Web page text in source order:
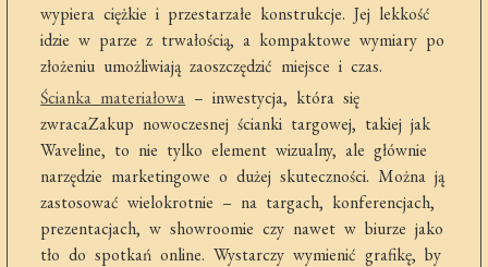
wypiera ciężkie i przestarzałe konstrukcje. Jej lekkość
idzie w parze z trwałością, a kompaktowe wymiary po
złożeniu umożliwiają zaoszczędzić miejsce i czas.
Ścianka materiałowa – inwestycja, która się
zwracaZakup nowoczesnej ścianki targowej, takiej jak
Waveline, to nie tylko element wizualny, ale głównie
narzędzie marketingowe o dużej skuteczności. Można ją
zastosować wielokrotnie – na targach, konferencjach,
prezentacjach, w showroomie czy nawet w biurze jako
tło do spotkań online. Wystarczy wymienić grafikę, by